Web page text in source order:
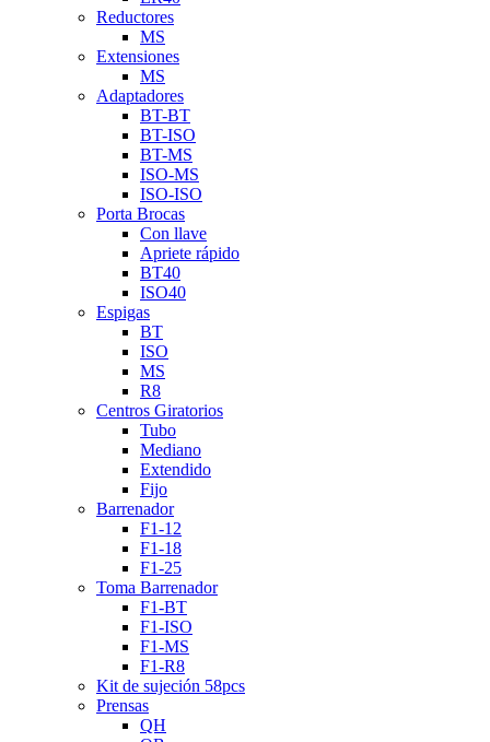
Reductores
MS
Extensiones
MS
Adaptadores
BT-BT
BT-ISO
BT-MS
ISO-MS
ISO-ISO
Porta Brocas
Con llave
Apriete rápido
BT40
ISO40
Espigas
BT
ISO
MS
R8
Centros Giratorios
Tubo
Mediano
Extendido
Fijo
Barrenador
F1-12
F1-18
F1-25
Toma Barrenador
F1-BT
F1-ISO
F1-MS
F1-R8
Kit de sujeción 58pcs
Prensas
QH